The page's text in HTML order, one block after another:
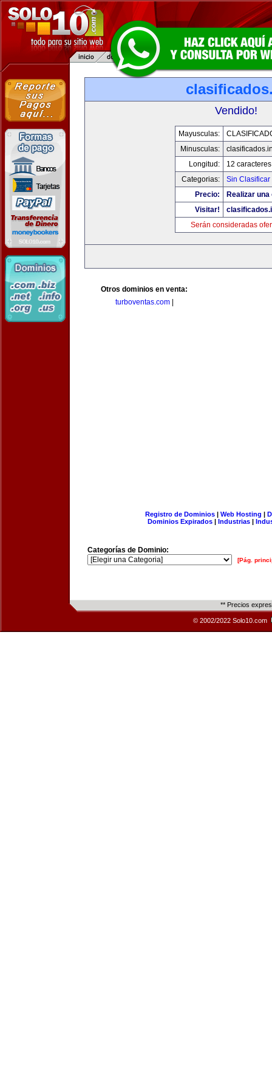
Vendido!
Mayusculas:
Minusculas:
Longitud:
12 caracteres
Categorias:
Sin Clasificar
Precio:
Realizar
Visitar!
Serán consideradas
Otros dominios en venta:
turboventas.com|
Registro de Dominios| Web Hosting |
Dominios Expirados | Industrias |
Categorías de Dominio:
[Pág.
** Precios
© 2002/2022 Solo10.com